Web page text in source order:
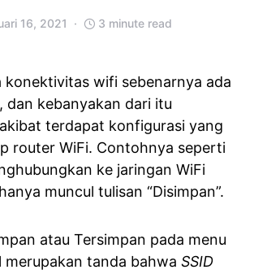
16, 2021 3 minute read
konektivitas wifi sebenarnya ada
dan kebanyakan dari itu
terdapat konfigurasi yang
router WiFi. Contohnya seperti
ke jaringan WiFi
muncul tulisan “Disimpan”.
atau Tersimpan pada menu
merupakan tanda bahwa SSID